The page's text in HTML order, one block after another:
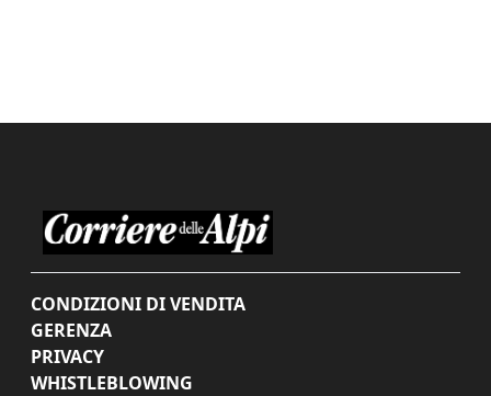
CONDIZIONI DI VENDITA
GERENZA
PRIVACY
WHISTLEBLOWING